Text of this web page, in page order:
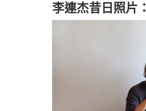
李連杰昔日照片：